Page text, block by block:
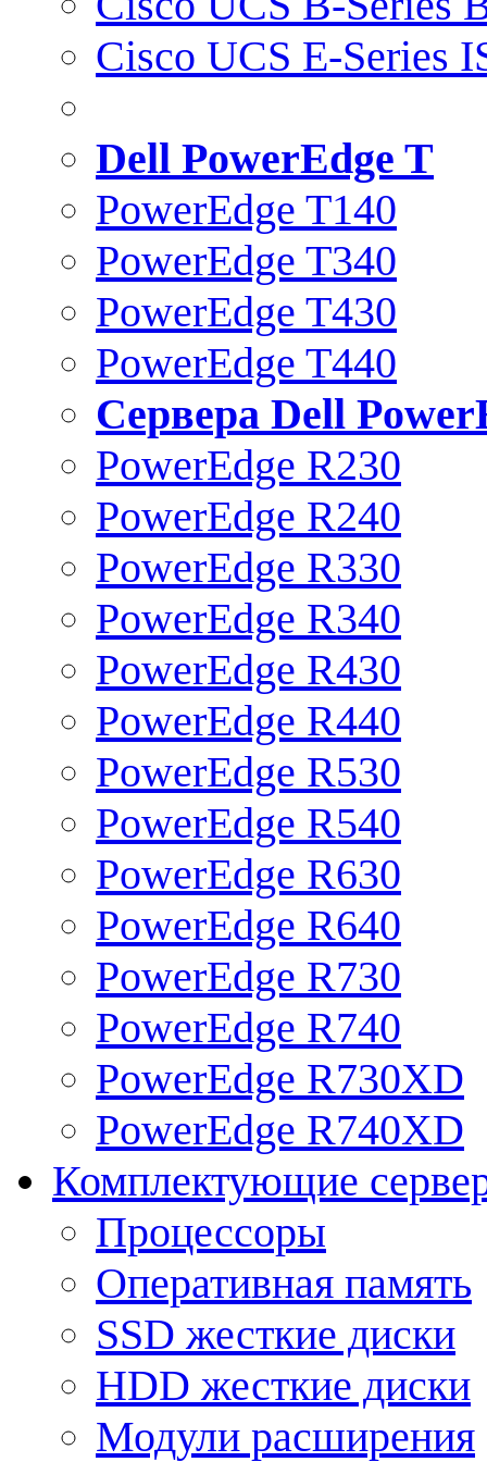
Cisco UCS E-Series
Dell PowerEdge T
PowerEdge T140
PowerEdge T340
PowerEdge T430
PowerEdge T440
Сервера Dell
PowerEdge R230
PowerEdge R240
PowerEdge R330
PowerEdge R340
PowerEdge R430
PowerEdge R440
PowerEdge R530
PowerEdge R540
PowerEdge R630
PowerEdge R640
PowerEdge R730
PowerEdge R740
PowerEdge R730XD
PowerEdge R740XD
Комплектующие
Процессоры
Оперативная память
SSD жесткие диски
HDD жесткие диски
Модули расширения